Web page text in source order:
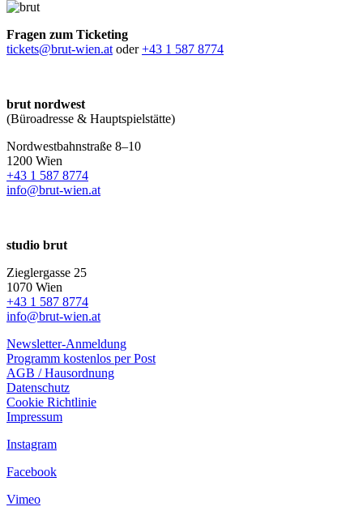
Fragen zum Ticketing
tickets@brut-wien.at oder+43 1 587 8774
brut nordwest
(Büroadresse & Hauptspielstätte)
Nordwestbahnstraße 8–10
1200 Wien
+43 1 587 8774
info@brut-wien.at
studio brut
Zieglergasse 25
1070 Wien
+43 1 587 8774
info@brut-wien.at
Newsletter-Anmeldung
Programm kostenlos per Post
AGB / Hausordnung
Datenschutz
Cookie Richtlinie
Impressum
Instagram
Facebook
Vimeo